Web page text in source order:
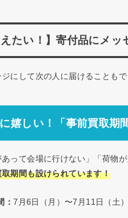
えたい！】寄付品にメ
にして次の人に届けることもで
嬉しい！「事前買取期
あって会場に行けない」「荷
取期間も設けられています！
：7月6日（月）〜7月11日（土）